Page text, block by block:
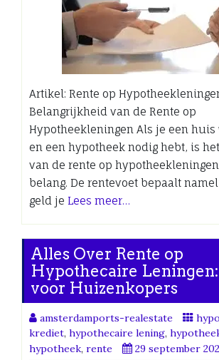
Artikel: Rente op
Belangrijkheid van de Rente op
Hypotheekleningen Als je een huis
en een hypotheek nodig hebt, is
van de rente op
belang. De rentevoet bepaalt
geld je Lees meer…
Alles Over Rente op
Hypothecaire Leningen:
voor Huizenkopers
amsterdamports-realestate
krediet, hypothecaire lening,
hypotheek, rente 29 september